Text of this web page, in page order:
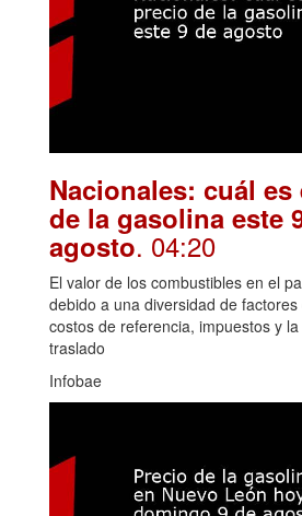
Nacionales: cuál
de la gasolina este
agosto. 04:20
El valor de los combustibles en el
debido a una diversidad de
costos de referencia, impuestos y
traslado
Infobae